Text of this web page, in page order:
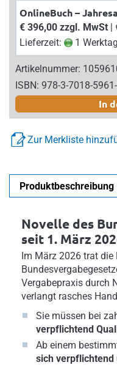
OnlineBuch –
€ 396,00 zzgl. MwSt
Lieferzeit:
1 Werktag
Artikelnummer:
ISBN: 978-3-7018-
In
Zur Merkliste
Produktbeschreibung
Novelle des
seit 1. März
Im März 2026 trat die
Vergabepraxis durch
verlangt rasches
Sie müssen bei
verpflichtend
Ab einem
sich verpflichtend